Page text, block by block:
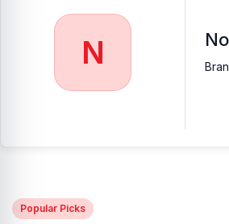
N
Popular Picks